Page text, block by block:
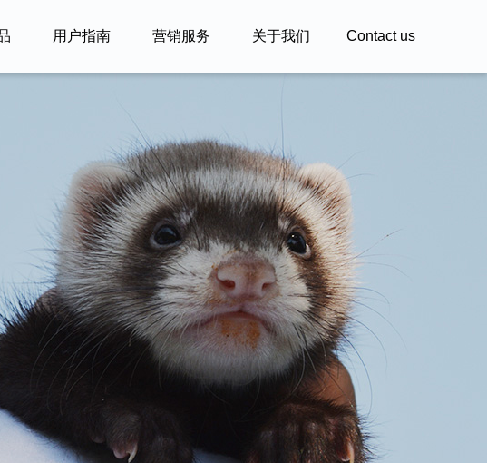
用户指南 营销服务 关于我们 Contact us